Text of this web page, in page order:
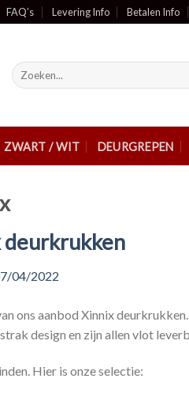
FAQ’s Levering Info Betalen Info
Zoeken
naar:
ZWART / WIT DEURGREPEN
deurkrukken
04/2022
ons aanbod Xinnix
design en zijn allen vlot
Hier is onze selectie: